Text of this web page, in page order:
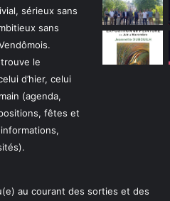
sérieux sans
sans
le
d’hier, celui
(agenda,
fêtes et
au courant des sorties et des